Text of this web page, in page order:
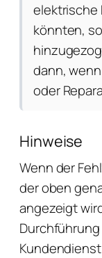
elektrische
könnten,
dann,
oder
Hinweise
Wenn der
der oben
angezeigt